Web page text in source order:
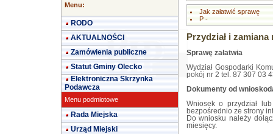
Menu:
RODO
AKTUALNOŚCI
Zamówienia publiczne
Statut Gminy Olecko
Elektroniczna Skrzynka
Podawcza
Menu podmiotowe
Rada Miejska
Urząd Miejski
Jak załatwić sprawę
P -
Przydział i
Sprawę załatwia
Wydział Gospodarki
pokój nr 2 tel. 87 307 03
Dokumenty od
Wniosek o przydział
bezpośrednio ze strony
Do wniosku należy
miesięcy.